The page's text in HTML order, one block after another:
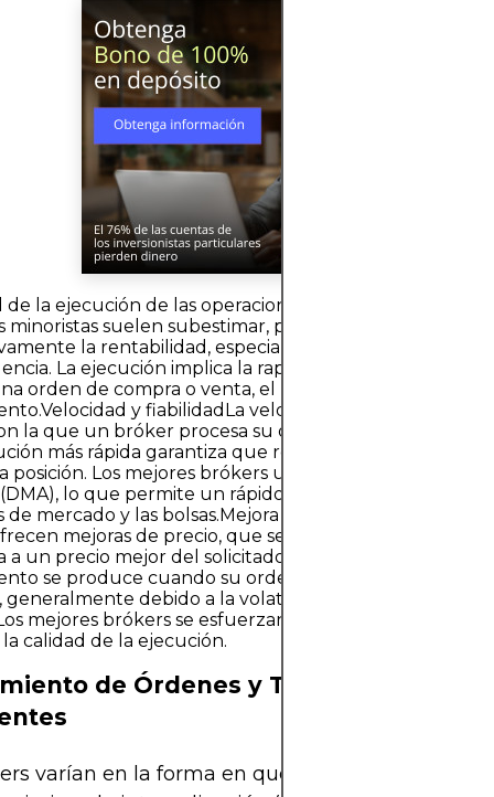
de la ejecución de las operaciones es un factor crítico
minoristas suelen subestimar, pero que puede afectar
la rentabilidad, especialmente para los
La ejecución implica la rapidez y eficiencia con la
orden de compra o venta, el precio y el grado de
y fiabilidadLa velocidad de ejecución se
la que un bróker procesa su operación después de
más rápida garantiza que reciba el precio previsto
posición. Los mejores brókers utilizan el acceso directo
lo que permite un rápido enrutamiento de
de mercado y las bolsas.Mejora de precio y
mejoras de precio, que se producen cuando su
a un precio mejor del solicitado. Por el contrario, el
se produce cuando su orden se ejecuta a un
generalmente debido a la volatilidad del mercado o a
mejores brókers se esfuerzan por minimizar el
calidad de la ejecución.
de Órdenes y Tipos de Órdenes
varían en la forma en que enrutan las